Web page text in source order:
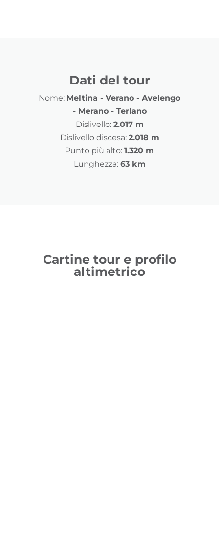
Dati del tour
Nome: Meltina - Verano - Avelengo
- Merano - Terlano
Dislivello: 2.017 m
Dislivello discesa: 2.018 m
Punto più alto: 1.320 m
Lunghezza: 63 km
Cartine tour e profilo
altimetrico